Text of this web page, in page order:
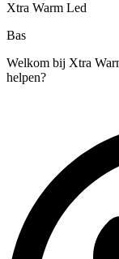
Xtra Warm Led
Bas
Welkom bij Xtra
helpen?